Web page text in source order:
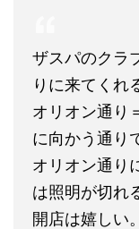
ザスパのクラ
りに来てくれ
オリオン通り
に向かう通り
オリオン通り
は照明が切れ
開店は嬉しい。